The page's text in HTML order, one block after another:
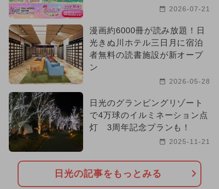
2026-07-21
漫画約6000冊が読み放題！日
光きぬ川ホテル三日月に宿泊
者無料の読書施設が新オープ
ン
2026-05-28
日光のグランピングリゾート
で4万球のイルミネーション点
灯 3周年記念プランも！
2025-11-21
日光の記事をもっとみる